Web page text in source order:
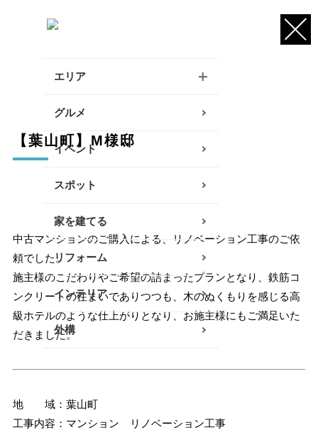
エリア
逗子・葉山・三浦エリア
鎌倉・大船エリア
平塚エリア
大磯・二宮エリア
小田原エリア
南足柄・開成・山北エリア
真鶴・湯河原エリア
秦野・伊勢原エリア
グルメ
イベント
スポット
家を建てる
リフォーム
インテリア
外構
【葉山町】M様邸
中古マンションのご購入による、リノベーション工事のご依
頼でした。
施主様のこだわりやご希望の詰まったプランとなり、鉄筋コ
ンクリートの住まいでありつつも、木のぬくもりを感じる高
級ホテルのような仕上がりとなり、お施主様にもご満足いた
だきました。
地 域：葉山町
工事内容：マンション リノベーション工事